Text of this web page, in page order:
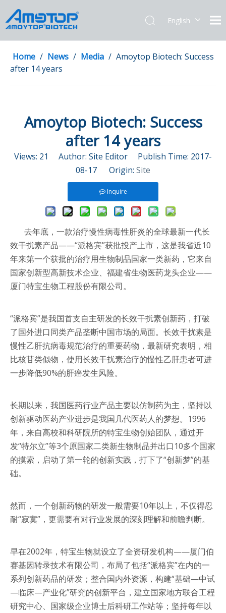
English
Home / News / Media / Amoytop Biotech: Success
after 14 years
Amoytop Biotech: Success
after 14 years
Views: 21
Author: Site Editor Publish Time: 2017-
08-17 Origin: Site
Inquire
去年底，一款治疗慢性病毒性肝炎的全球最新一代长
效干扰素产品——“派格宾”获批投产上市，这是我省近10
年来第一个获批的治疗用生物制品国家一类新药，它来自
国家创新型高新技术企业、福建省生物医药龙头企业——
厦门特宝生物工程股份有限公司。
“派格宾”是我国首支自主研发的长效干扰素创新药，打破
了国外进口同类产品垄断中国市场的局面。长效干扰素是
慢性乙肝抗病毒规范治疗的重要药物，最新研究表明，相
比核苷类似物，使用长效干扰素治疗的慢性乙肝患者可进
一步降低90%的肝癌发生风险。
长期以来，我国医药行业产品主要以仿制药为主，坚持以
创新驱动医药产业进步是我国几代医药人的梦想。1996
年，来自高校和科研院所的特宝生物创始团队，通过开
发“特尔立”等3个原国家二类新生物制品并出口10多个国家
的摸索，启动了第一轮的创新实践，打下了“创新梦”的基
础。
然而，一个创新药物的研发一般需要10年以上，不仅得忍
耐“寂寞”，更需要有对行业发展的深刻理解和前瞻判断。
早在2002年，特宝生物就设立了全资研发机构——厦门伯
赛基因转录技术有限公司，布局了包括“派格宾”在内的一
系列创新药品的研发；整合国内外资源，构建“基础—中试
—临床—产业化”研究的创新平台，建立国家地方联合工程
研究中心、国家级企业博士后科研工作站等；坚持每年以